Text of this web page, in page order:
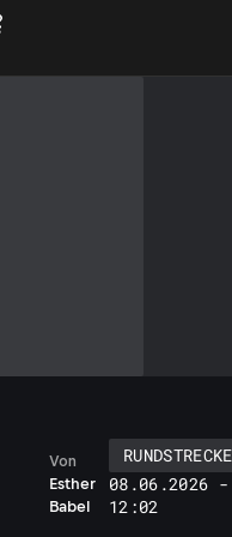
Esther
Babel
Von
RUNDSTRECKE
08.06.2026 -
12:02